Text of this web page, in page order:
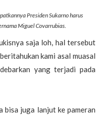
Presiden Sukarno harus
Miguel Covarrubias.
saja loh, hal tersebut
kami asal muasal
yang terjadi pada
bisa juga lanjut ke pameran